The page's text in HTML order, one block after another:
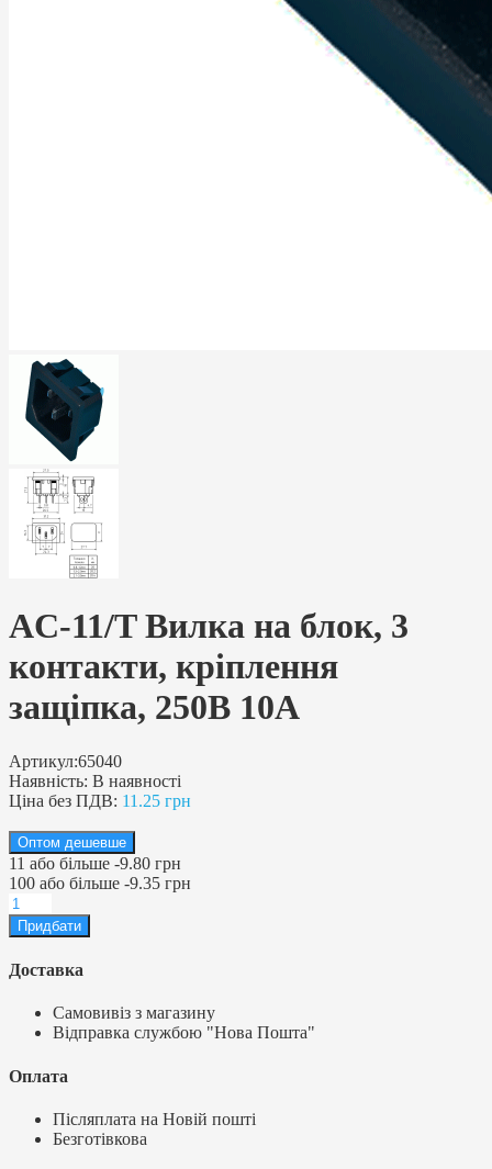
AC-11/T Вилка на блок, 3
контакти, кріплення
защіпка, 250В 10А
Артикул:65040
Наявність: В наявності
Ціна без ПДВ: 11.25 грн
Оптом дешевше
11 або більше -9.80 грн
100 або більше -9.35 грн
Доставка
Самовивіз з магазину
Відправка службою "Нова Пошта"
Оплата
Післяплата на Новій пошті
Безготівкова